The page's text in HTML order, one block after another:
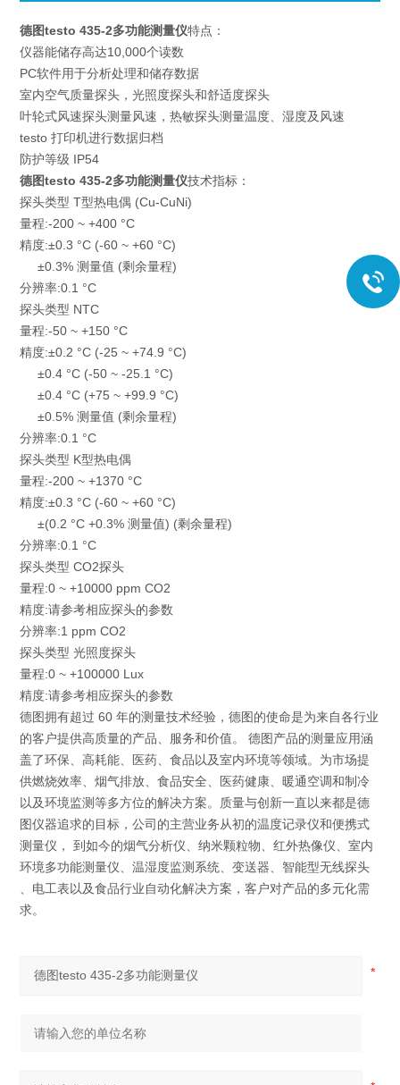
德图testo 435-2多功能测量仪特点：
仪器能储存高达10,000个读数
PC软件用于分析处理和储存数据
室内空气质量探头，光照度探头和舒适度探头
叶轮式风速探头测量风速，热敏探头测量温度、湿度及风速
testo 打印机进行数据归档
防护等级 IP54
德图testo 435-2多功能测量仪技术指标：
探头类型 T型热电偶 (Cu-CuNi)
量程:-200 ~ +400 °C
精度:±0.3 °C (-60 ~ +60 °C)
±0.3% 测量值 (剩余量程)
分辨率:0.1 °C
探头类型 NTC
量程:-50 ~ +150 °C
精度:±0.2 °C (-25 ~ +74.9 °C)
±0.4 °C (-50 ~ -25.1 °C)
±0.4 °C (+75 ~ +99.9 °C)
±0.5% 测量值 (剩余量程)
分辨率:0.1 °C
探头类型 K型热电偶
量程:-200 ~ +1370 °C
精度:±0.3 °C (-60 ~ +60 °C)
±(0.2 °C +0.3% 测量值) (剩余量程)
分辨率:0.1 °C
探头类型 CO2探头
量程:0 ~ +10000 ppm CO2
精度:请参考相应探头的参数
分辨率:1 ppm CO2
探头类型 光照度探头
量程:0 ~ +100000 Lux
精度:请参考相应探头的参数
德图拥有超过 60 年的测量技术经验，德图的使命是为来自各行业
的客户提供高质量的产品、服务和价值。 德图产品的测量应用涵
盖了环保、高耗能、医药、食品以及室内环境等领域。为市场提
供燃烧效率、烟气排放、食品安全、医药健康、暖通空调和制冷
以及环境监测等多方位的解决方案。质量与创新一直以来都是德
图仪器追求的目标，公司的主营业务从初的温度记录仪和便携式
测量仪， 到如今的烟气分析仪、纳米颗粒物、红外热像仪、室内
环境多功能测量仪、温湿度监测系统、变送器、智能型无线探头
、电工表以及食品行业自动化解决方案，客户对产品的多元化需
求。